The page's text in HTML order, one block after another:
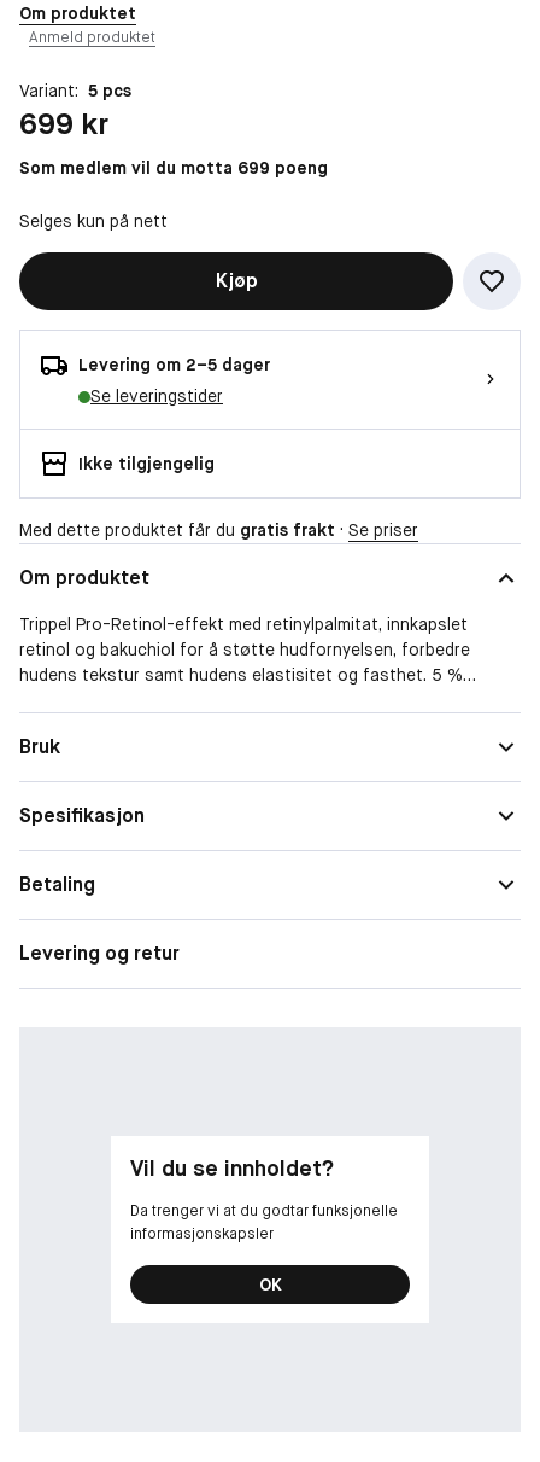
Om produktet
Anmeld produktet
Variant: 5 pcs
Pris: 699 kr
699 kr
Som medlem vil du motta 699 poeng
Selges kun på nett
Kjøp
Levering om 2–5 dager
Se leveringstider
Ikke tilgjengelig
Med dette produktet får du gratis frakt · Se priser
Om produktet
Trippel Pro-Retinol-effekt med retinylpalmitat, innkapslet
retinol og bakuchiol for å støtte hudfornyelsen, forbedre
hudens tekstur samt hudens elastisitet og fasthet. 5 %
oligopeptidet interagerer med huden og minimerer spenningen i
mikromusklene for en Botox-lignende effekt.
Bruk
Spesifikasjon
Betaling
Levering og retur
Vil du se innholdet?
Da trenger vi at du godtar funksjonelle
informasjonskapsler
OK